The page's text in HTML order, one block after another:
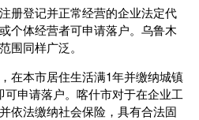
册登记并正常经营‌的企业法定代
个体经营者可申请落户。乌鲁木
围同样广泛。
在本市居住生活满1年并缴纳城镇
申请落户。喀什市对于在企业工
依法缴纳社会保险‌，具有合法固